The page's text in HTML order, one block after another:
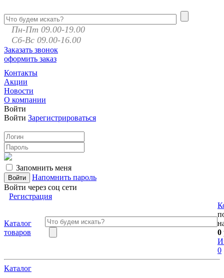
Пн-Пт 09.00-19.00
Сб-Вс 09.00-16.00
Заказать звонок
оформить заказ
Контакты
Акции
Новости
О компании
Войти
Войти Зарегистрироваться
Запомнить меня
Напомнить пароль
Войти через соц сети
Регистрация
Каталог
товаров
0
0
Каталог